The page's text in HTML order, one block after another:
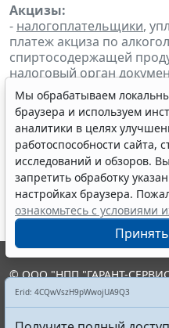
Акцизы:
- налогоплательщики,
платеж акциза по
спиртосодержащей
налоговый орган
уплату авансового
освобождения от
налогоплательщики
орган банковскую
освобождении от
Мы обрабатываем
браузера и используем
аналитики в целях
работоспособности сайта,
исследований и обзоров.
запретить обработку
настройках браузера.
ознакомьтесь с условиями
Принять
Erid: 4CQwVszH9pWwojUA9Q3
© ООО "НПП "ГАРАНТ-
выпускается с 1990 года.
являются участниками
информации ГАРАНТ.